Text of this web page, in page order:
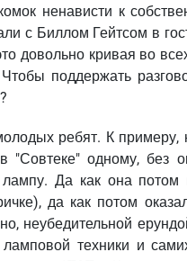
ненависти к
с Биллом Гейтсом в
довольно кривая во
поддержать
ребят. К примеру,
одному, без
лампу. Да как она
да как потом
неубедительной
ламповой техники и